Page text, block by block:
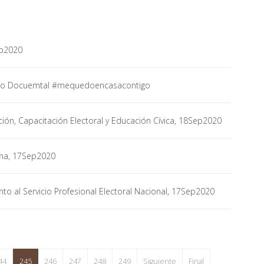
Docuemtal #mequedoencasacontigo
Capacitación Electoral y Educación Cívica, 18Sep2020
17Sep2020
al Servicio Profesional Electoral Nacional, 17Sep2020
245 246 247 248 249 Siguiente Final